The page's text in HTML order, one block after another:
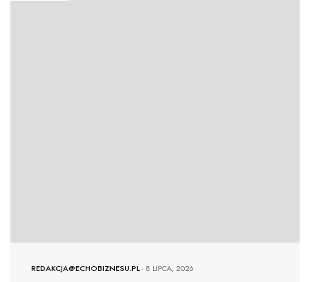
REDAKCJA@ECHOBIZNESU.PL-8 LIPCA, 2026